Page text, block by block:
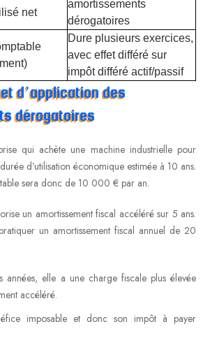
net
amortissements
dérogatoires
Dure plusieurs exercices,
avec effet différé sur
impôt différé actif/passif
d’application des
dérogatoires
qui achète une machine industrielle pour
d’utilisation économique estimée à 10 ans.
sera donc de 10 000 € par an.
un amortissement fiscal accéléré sur 5 ans.
un amortissement fiscal annuel de 20
années, elle a une charge fiscale plus élevée
accéléré.
imposable et donc son impôt à payer